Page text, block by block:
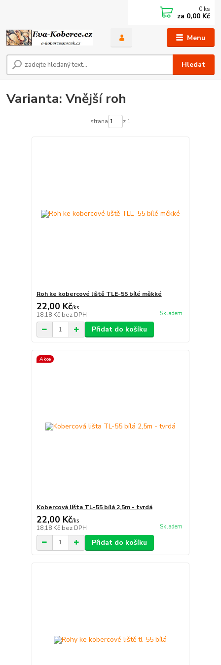
Menu
Hledat
0 ks
za 0,00 Kč
Varianta: Vnější roh
strana z 1
Roh ke kobercové liště TLE-55 bílé měkké
22,00 Kč/ks
18,18 Kč bez DPH Skladem
Přidat do košíku
Akce
Kobercová lišta TL-55 bílá 2,5m - tvrdá
22,00 Kč/ks
18,18 Kč bez DPH Skladem
Přidat do košíku